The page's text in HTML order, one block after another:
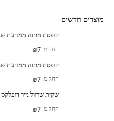
מוצרים חדשים
קופסת מתנה ממותגת שני
החל מ: ₪7
החל מ: ₪7
שקית שרוול נייר
החל מ: ₪7